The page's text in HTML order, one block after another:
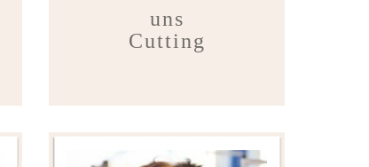
uns
Cutting